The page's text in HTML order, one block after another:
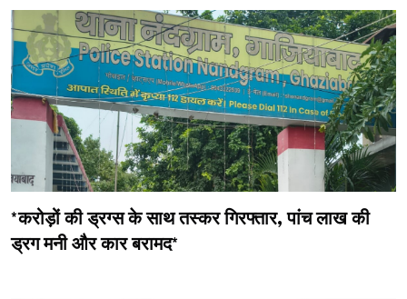
*करोड़ों की ड्रग्स के साथ तस्कर गिरफ्तार, पांच लाख की
ड्रग मनी और कार बरामद*